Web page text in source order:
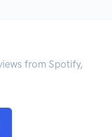
from Spotify,